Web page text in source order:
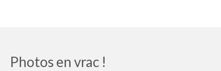
Photos en vrac !